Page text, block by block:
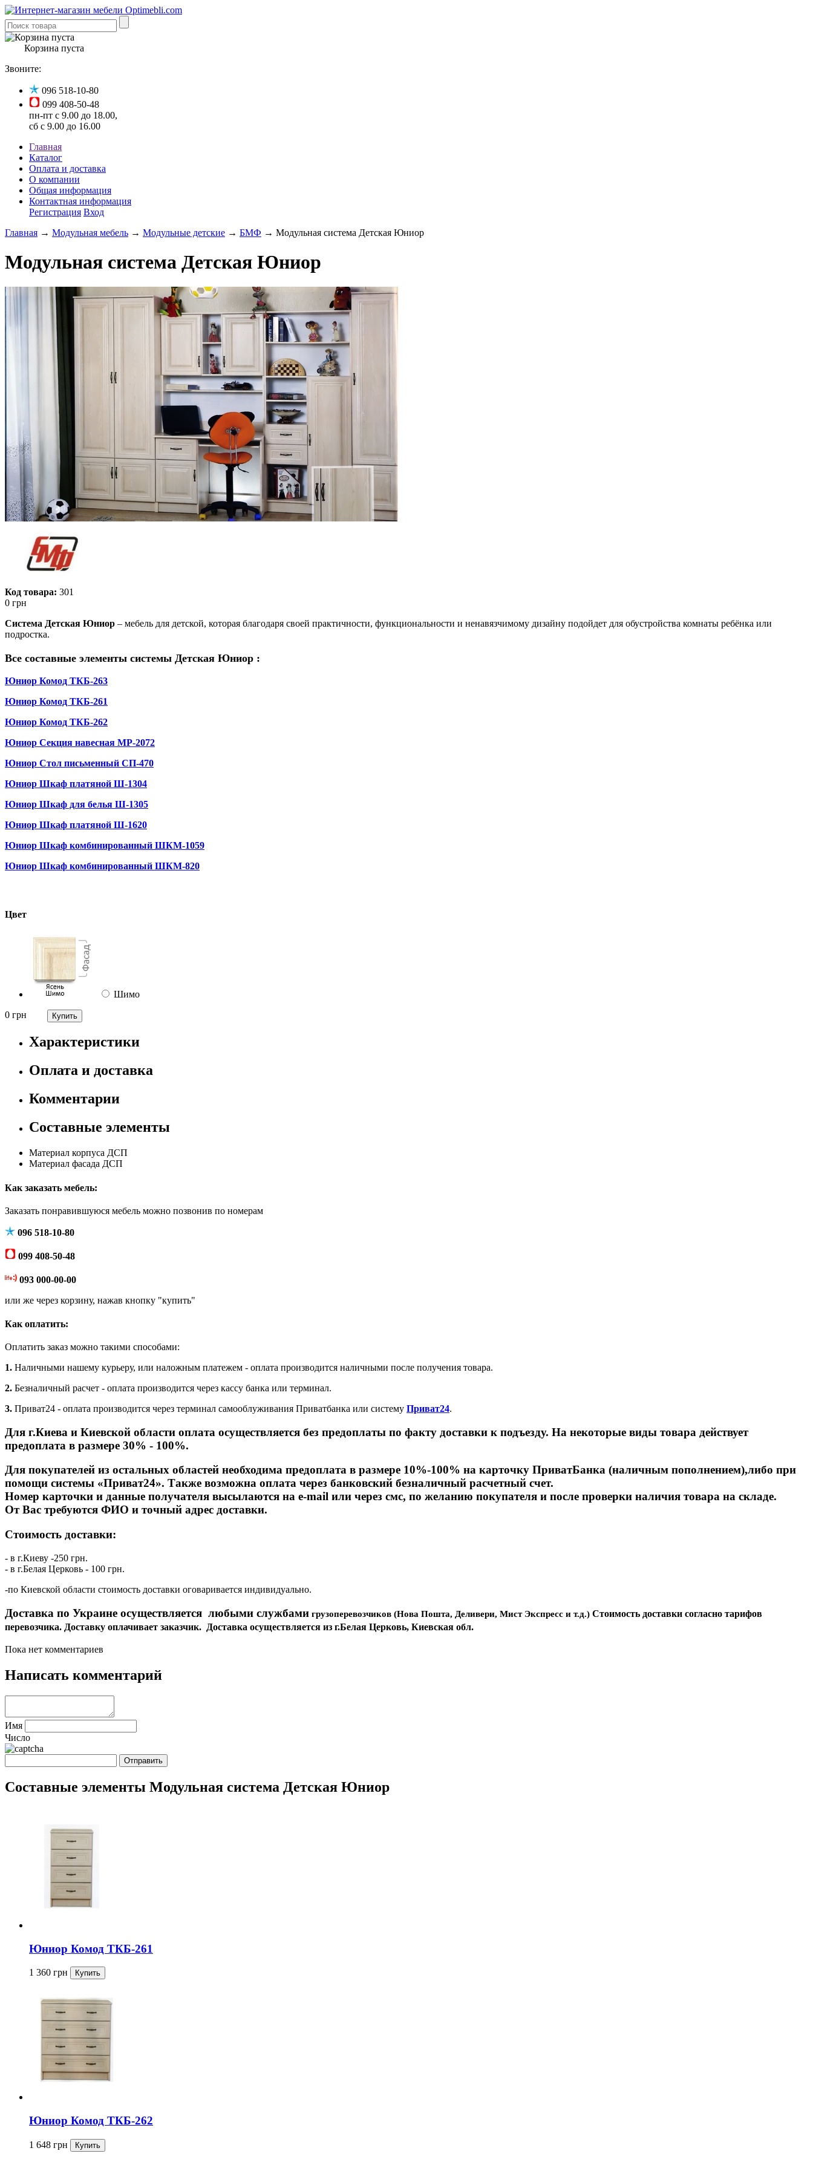
Корзина пуста
Звоните:
096 518-10-80
099 408-50-48
пн-пт с 9.00 до 18.00,
сб с 9.00 до 16.00
Главная
Каталог
Оплата и доставка
О компании
Общая информация
Контактная информация
Регистрация Вход
Главная → Модульная мебель → Модульные детские → БМФ → Модульная система Детская Юниор
Модульная система Детская Юниор
Код товара: 301
0 грн
Система Детская Юниор – мебель для детской, которая благодаря своей практичности, функциональности и ненавязчимому дизайну подойдет для обустройства комнаты ребёнка или
подростка.
Все составные элементы системы Детская Юниор :
Юниор Комод ТКБ-263
Юниор Комод ТКБ-261
Юниор Комод ТКБ-262
Юниор Секция навесная МР-2072
Юниор Стол письменный СП-470
Юниор Шкаф платяной Ш-1304
Юниор Шкаф для белья Ш-1305
Юниор Шкаф платяной Ш-1620
Юниор Шкаф комбинированный ШКМ-1059
Юниор Шкаф комбинированный ШКМ-820
Цвет
Шимо
0 грн
Характеристики
Оплата и доставка
Комментарии
Составные элементы
Материал корпуса ДСП
Материал фасада ДСП
Как заказать мебель:
Заказать понравившуюся мебель можно позвонив по номерам
096 518-10-80
099 408-50-48
093 000-00-00
или же через корзину, нажав кнопку "купить"
Как оплатить:
Оплатить заказ можно такими способами:
1. Наличными нашему курьеру, или наложным платежем - оплата производится наличными после получения товара.
2. Безналичный расчет - оплата производится через кассу банка или терминал.
3. Приват24 - оплата производится через терминал самооблуживания Приватбанка или систему Приват24.
Для г.Киева и Киевской области оплата осуществляется без предоплаты по факту доставки к подъезду. На некоторые виды товара действует
предоплата в размере 30% - 100%.
Для покупателей из остальных областей необходима предоплата в размере 10%-100% на карточку ПриватБанка (наличным пополнением),либо при
помощи системы «Приват24». Также возможна оплата через банковский безналичный расчетный счет.
Номер карточки и данные получателя высылаются на e-mail или через смс, по желанию покупателя и после проверки наличия товара на складе.
От Вас требуются ФИО и точный адрес доставки.
Стоимость доставки:
- в г.Киеву -250 грн.
- в г.Белая Церковь - 100 грн.
-по Киевской области стоимость доставки оговаривается индивидуально.
Доставка по Украине осуществляется любыми службами грузоперевозчиков (Нова Пошта, Деливери, Мист Экспресс и т.д.) Стоимость доставки согласно тарифов
перевозчика. Доставку оплачивает заказчик. Доставка осуществляется из г.Белая Церковь, Киевская обл.
Пока нет комментариев
Написать комментарий
Имя
Число
Составные элементы Модульная система Детская Юниор
Юниор Комод ТКБ-261
1 360 грн
Юниор Комод ТКБ-262
1 648 грн